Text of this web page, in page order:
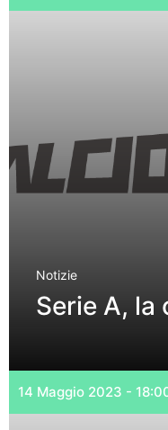
Notizie
Serie A,
14 Maggio 2023 -